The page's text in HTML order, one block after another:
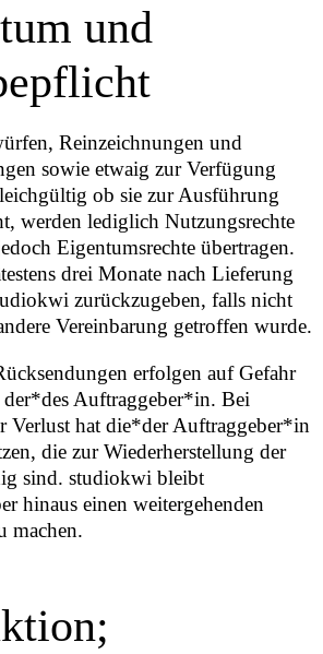
und
Reinzeichnungen und
sowie etwaig zur Verfügung
ob sie zur Ausführung
werden lediglich Nutzungsrechte
Eigentumsrechte übertragen.
drei Monate nach Lieferung
zurückzugeben, falls nicht
Vereinbarung getroffen wurde.
erfolgen auf Gefahr
Auftraggeber*in. Bei
Verlust hat die*der Auftraggeber*in
die zur Wiederherstellung der
sind. studiokwi bleibt
hinaus einen weitergehenden
machen.